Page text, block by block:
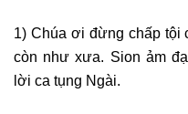
1) Chúa ơi đừng chấp tội
còn như xưa. Sion ảm
lời ca tụng Ngài.